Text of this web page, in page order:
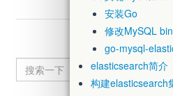
安装Go
修改MySQL
go-mysql-
elasticsearch简介
构建elasticsearch